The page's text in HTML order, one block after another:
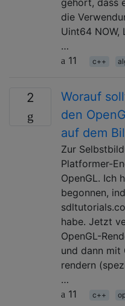
die
Uint64 NOW,
…
11
c++
2
Worauf
den
auf dem
Zur
Platformer-
OpenGL. Ich
begonnen,
habe. Jetzt
OpenGL-
und dann mit
rendern
…
11
c++